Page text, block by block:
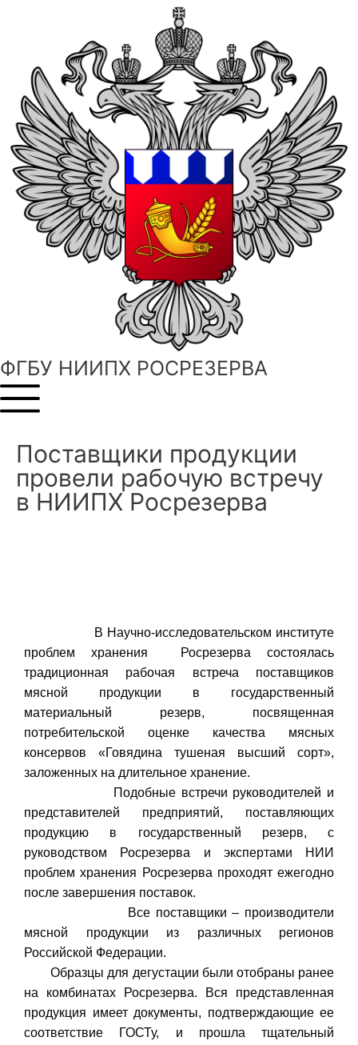
ФГБУ НИИПХ РОСРЕЗЕРВА
Поставщики продукции
провели рабочую встречу
в НИИПХ Росрезерва
В Научно-исследовательском институте
проблем хранения Росрезерва состоялась
традиционная рабочая встреча поставщиков
мясной продукции в государственный
материальный резерв, посвященная
потребительской оценке качества мясных
консервов «Говядина тушеная высший сорт»,
заложенных на длительное хранение.
Подобные встречи руководителей и
представителей предприятий, поставляющих
продукцию в государственный резерв, с
руководством Росрезерва и экспертами НИИ
проблем хранения Росрезерва проходят ежегодно
после завершения поставок.
Все поставщики – производители
мясной продукции из различных регионов
Российской Федерации.
Образцы для дегустации были отобраны ранее
на комбинатах Росрезерва. Вся представленная
продукция имеет документы, подтверждающие ее
соответствие ГОСТу, и прошла тщательный